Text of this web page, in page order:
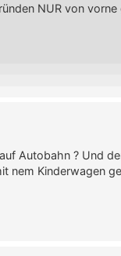
NUR von
Autobahn ? Und
nem Kinderwagen